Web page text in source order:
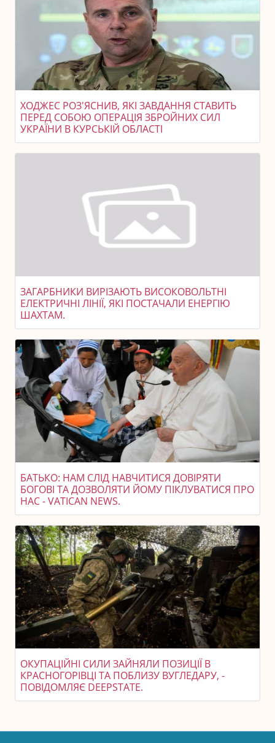
ХОДЖЕС РОЗ'ЯСНИВ, ЯКІ ЗАВДАННЯ СТАВИТЬ
ПЕРЕД СОБОЮ ОПЕРАЦІЯ ЗБРОЙНИХ СИЛ
УКРАЇНИ В КУРСЬКІЙ ОБЛАСТІ
ЗАГАРБНИКИ ВИРІЗАЮТЬ ВИСОКОВОЛЬТНІ
ЕЛЕКТРИЧНІ ЛІНІЇ, ЯКІ ПОСТАЧАЛИ ЕНЕРГІЮ
ШАХТАМ.
БАТЬКО: НАМ СЛІД НАВЧИТИСЯ ДОВІРЯТИ
БОГОВІ ТА ДОЗВОЛЯТИ ЙОМУ ПІКЛУВАТИСЯ ПРО
НАС - VATICAN NEWS.
ОКУПАЦІЙНІ СИЛИ ЗАЙНЯЛИ ПОЗИЦІЇ В
КРАСНОГОРІВЦІ ТА ПОБЛИЗУ ВУГЛЕДАРУ, -
ПОВІДОМЛЯЄ DEEPSTATE.